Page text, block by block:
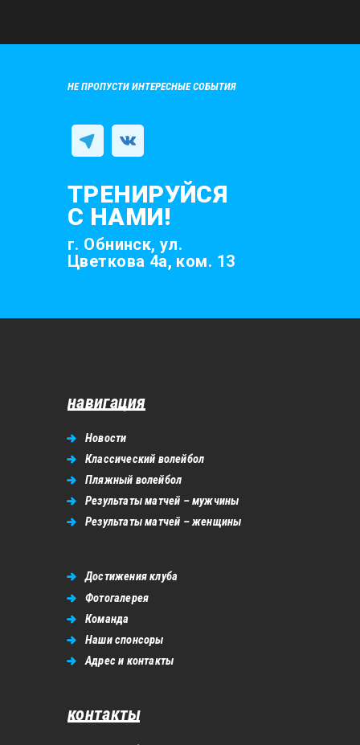
НЕ ПРОПУСТИ ИНТЕРЕСНЫЕ СОБЫТИЯ
ТРЕНИРУЙСЯ
С НАМИ!
г. Обнинск, ул.
Цветкова 4а, ком. 13
навигация
Новости
Классический волейбол
Пляжный волейбол
Результаты матчей – мужчины
Результаты матчей – женщины
Достижения клуба
Фотогалерея
Команда
Наши спонсоры
Адрес и контакты
контакты